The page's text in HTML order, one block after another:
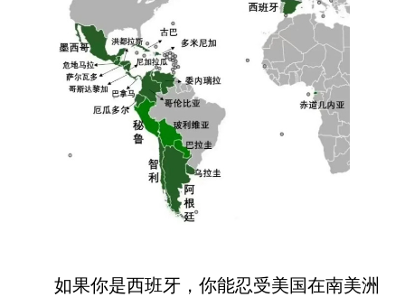
如果你是西班牙，你能忍受美国在南美洲